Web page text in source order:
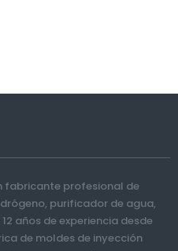
fabricante profesional de
purificador de agua,
años de experiencia desde
de moldes de inyección